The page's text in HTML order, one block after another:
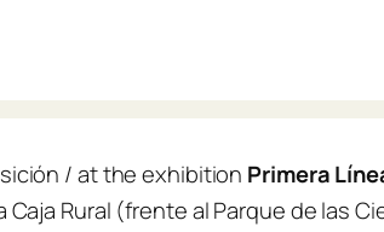
/ at the exhibition Primera
Rural (frente al Parque de las